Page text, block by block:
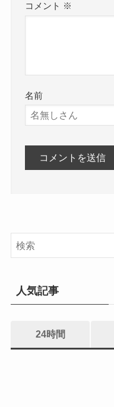
コメント ※
名前
人気記事
24時間